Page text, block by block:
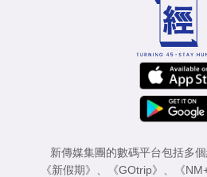
新傳媒集團的數碼平台包括多
《新假期》
《GOtrip》 《